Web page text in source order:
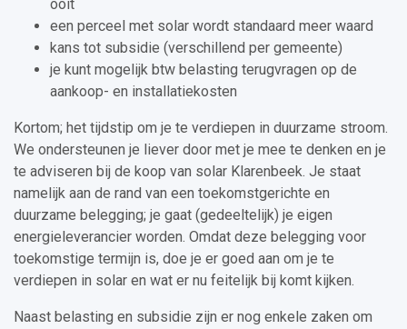
ooit
een perceel met solar wordt standaard meer waard
kans tot subsidie (verschillend per gemeente)
je kunt mogelijk btw belasting terugvragen op de
aankoop- en installatiekosten
Kortom; het tijdstip om je te verdiepen in duurzame stroom.
We ondersteunen je liever door met je mee te denken en je
te adviseren bij de koop van solar Klarenbeek. Je staat
namelijk aan de rand van een toekomstgerichte en
duurzame belegging; je gaat (gedeeltelijk) je eigen
energieleverancier worden. Omdat deze belegging voor
toekomstige termijn is, doe je er goed aan om je te
verdiepen in solar en wat er nu feitelijk bij komt kijken.
Naast belasting en subsidie zijn er nog enkele zaken om